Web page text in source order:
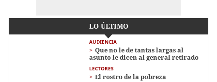
LO ÚLTIMO
AUDIENCIA
Que no le de tantas largas al
asunto le dicen al general retirado
LECTORES
El rostro de la pobreza